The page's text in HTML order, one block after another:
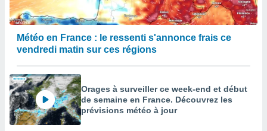
Météo en France : le ressenti s'annonce frais ce
vendredi matin sur ces régions
Orages à surveiller ce week-end et début
de semaine en France. Découvrez les
prévisions météo à jour